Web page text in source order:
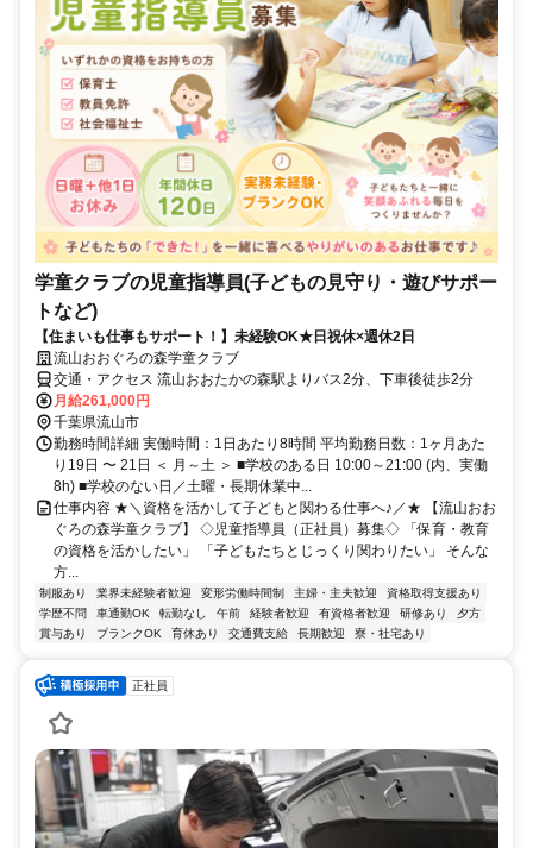
学童クラブの児童指導員(子どもの見守り・遊びサポー
トなど)
【住まいも仕事もサポート！】未経験OK★日祝休×週休2日
流山おおぐろの森学童クラブ
交通・アクセス 流山おおたかの森駅よりバス2分、下車後徒歩2分
月給261,000円
千葉県流山市
勤務時間詳細 実働時間：1日あたり8時間 平均勤務日数：1ヶ月あた
り19日 〜 21日 ＜ 月～土 ＞ ■学校のある日 10:00～21:00 (内、実働
8h) ■学校のない日／土曜・長期休業中...
仕事内容 ★＼資格を活かして子どもと関わる仕事へ♪／★ 【流山おお
ぐろの森学童クラブ】 ◇児童指導員（正社員）募集◇ 「保育・教育
の資格を活かしたい」 「子どもたちとじっくり関わりたい」 そんな
方...
制服あり 業界未経験者歓迎 変形労働時間制 主婦・主夫歓迎
資格取得支援あり
学歴不問
車通勤OK 転勤なし 午前 経験者歓迎 有資格者歓迎 研修あり
夕方
賞与あり
ブランクOK 育休あり 交通費支給 長期歓迎 寮・社宅あり
正社員